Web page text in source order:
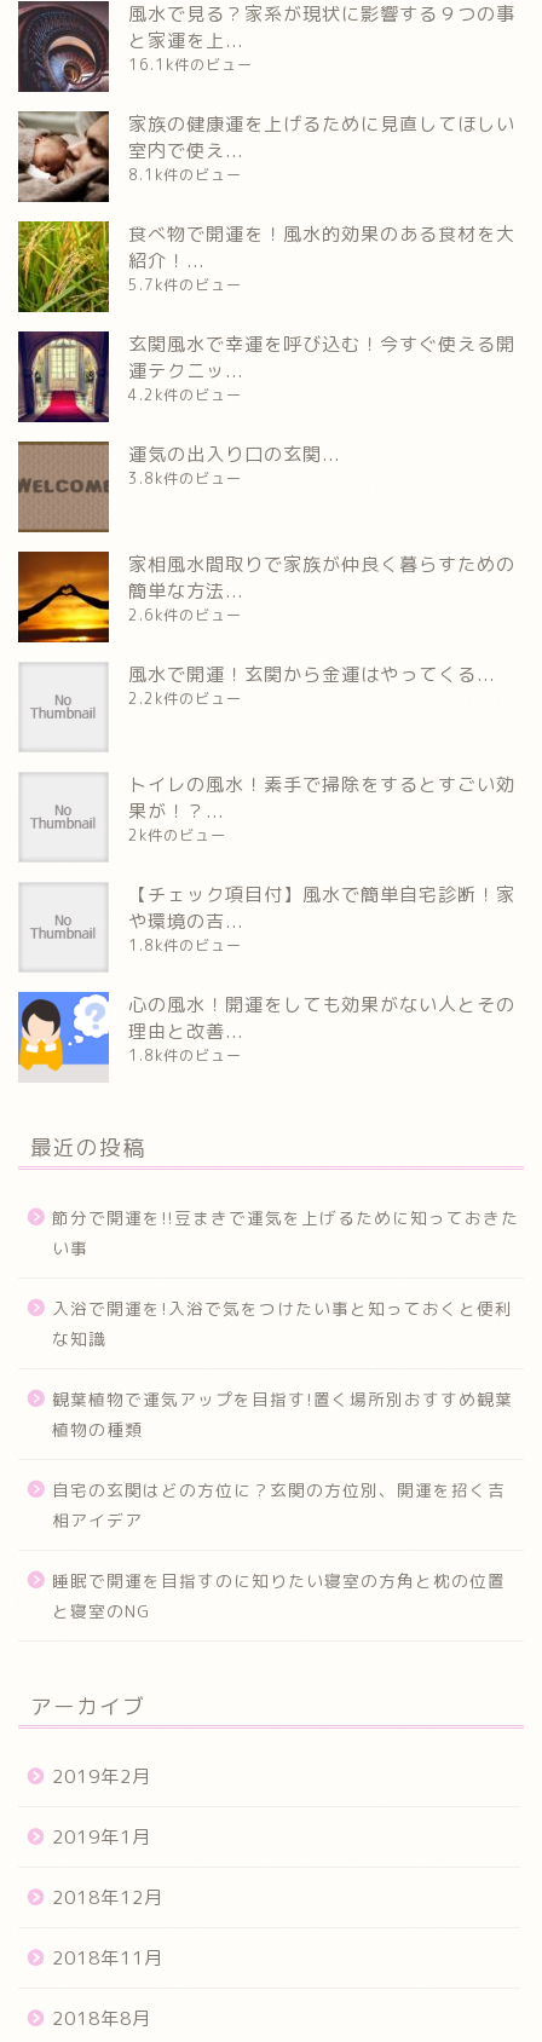
風水で見る？家系が現状に影響する９つの事
と家運を上...
16.1k件のビュー
家族の健康運を上げるために見直してほしい
室内で使え...
8.1k件のビュー
食べ物で開運を！風水的効果のある食材を大
紹介！...
5.7k件のビュー
玄関風水で幸運を呼び込む！今すぐ使える開
運テクニッ...
4.2k件のビュー
運気の出入り口の玄関...
3.8k件のビュー
家相風水間取りで家族が仲良く暮らすための
簡単な方法...
2.6k件のビュー
風水で開運！玄関から金運はやってくる...
2.2k件のビュー
トイレの風水！素手で掃除をするとすごい効
果が！？...
2k件のビュー
【チェック項目付】風水で簡単自宅診断！家
や環境の吉...
1.8k件のビュー
心の風水！開運をしても効果がない人とその
理由と改善...
1.8k件のビュー
最近の投稿
節分で開運を!!豆まきで運気を上げるために知っておきた
い事
入浴で開運を!入浴で気をつけたい事と知っておくと便利
な知識
観葉植物で運気アップを目指す!置く場所別おすすめ観葉
植物の種類
自宅の玄関はどの方位に？玄関の方位別、開運を招く吉
相アイデア
睡眠で開運を目指すのに知りたい寝室の方角と枕の位置
と寝室のNG
アーカイブ
2019年2月
2019年1月
2018年12月
2018年11月
2018年8月